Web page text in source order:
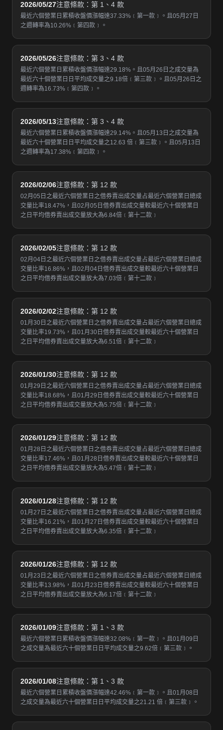
2026/05/27注意條款：第 1、4 款
最近六個營業日累積收盤價漲幅達37.33%﹝第一款﹞。且05月27日
之週轉率為10.26%﹝第四款﹞。
2026/05/26注意條款：第 3、4 款
最近六個營業日累積收盤價漲幅達29.18%。且05月26日之成交量為
最近六十個營業日日平均成交量之9.18倍﹝第三款﹞。且05月26日之
週轉率為16.73%﹝第四款﹞。
2026/05/13注意條款：第 3、4 款
最近六個營業日累積收盤價漲幅達29.14%。且05月13日之成交量為
最近六十個營業日日平均成交量之12.63 倍﹝第三款﹞。且05月13日
之週轉率為17.38%﹝第四款﹞。
2026/02/06注意條款：第 12 款
02月05日之最近六個營業日之借券賣出成交量占最近六個營業日總成
交量比率18.47%，且02月05日借券賣出成交量較最近六十個營業日
之日平均借券賣出成交量放大為6.84倍﹝第十二款﹞
2026/02/05注意條款：第 12 款
02月04日之最近六個營業日之借券賣出成交量占最近六個營業日總成
交量比率16.86%，且02月04日借券賣出成交量較最近六十個營業日
之日平均借券賣出成交量放大為7.03倍﹝第十二款﹞
2026/02/02注意條款：第 12 款
01月30日之最近六個營業日之借券賣出成交量占最近六個營業日總成
交量比率19.73%，且01月30日借券賣出成交量較最近六十個營業日
之日平均借券賣出成交量放大為6.51倍﹝第十二款﹞
2026/01/30注意條款：第 12 款
01月29日之最近六個營業日之借券賣出成交量占最近六個營業日總成
交量比率18.68%，且01月29日借券賣出成交量較最近六十個營業日
之日平均借券賣出成交量放大為5.75倍﹝第十二款﹞
2026/01/29注意條款：第 12 款
01月28日之最近六個營業日之借券賣出成交量占最近六個營業日總成
交量比率17.46%，且01月28日借券賣出成交量較最近六十個營業日
之日平均借券賣出成交量放大為5.47倍﹝第十二款﹞
2026/01/28注意條款：第 12 款
01月27日之最近六個營業日之借券賣出成交量占最近六個營業日總成
交量比率16.21%，且01月27日借券賣出成交量較最近六十個營業日
之日平均借券賣出成交量放大為6.35倍﹝第十二款﹞
2026/01/26注意條款：第 12 款
01月23日之最近六個營業日之借券賣出成交量占最近六個營業日總成
交量比率13.98%，且01月23日借券賣出成交量較最近六十個營業日
之日平均借券賣出成交量放大為6.17倍﹝第十二款﹞
2026/01/09注意條款：第 1、3 款
最近六個營業日累積收盤價漲幅達32.08%﹝第一款﹞。且01月09日
之成交量為最近六十個營業日日平均成交量之9.62倍﹝第三款﹞。
2026/01/08注意條款：第 1、3 款
最近六個營業日累積收盤價漲幅達42.46%﹝第一款﹞。且01月08日
之成交量為最近六十個營業日日平均成交量之21.21 倍﹝第三款﹞。